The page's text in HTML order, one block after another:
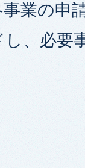
業の申
、必要